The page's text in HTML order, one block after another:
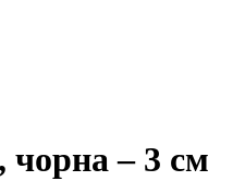
– 3 см